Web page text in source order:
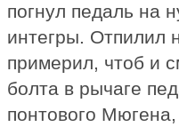
погнул педаль на
интегры. Отпилил
примерил, чтоб и
болта в рычаге
понтового